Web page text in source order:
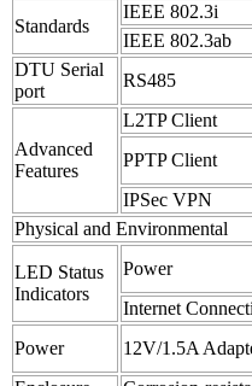
Standards
IEEE 802.3i
IEEE 802.3ab
DTU Serial
port
RS485
Advanced
Features
L2TP Client
PPTP Client
IPSec VPN
Physical and Environmental
LED Status
Indicators
Power
Internet
Power
12V/1.5A